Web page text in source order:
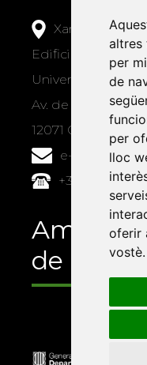
altres
per
de
per
lloc
oferir
vostè.
Xarxa Vives
Edifici Àgora
Universitat Jaume
Av. de Vicent Sos
12071 Castelló de
e-
+34 964 72
Amb el
de